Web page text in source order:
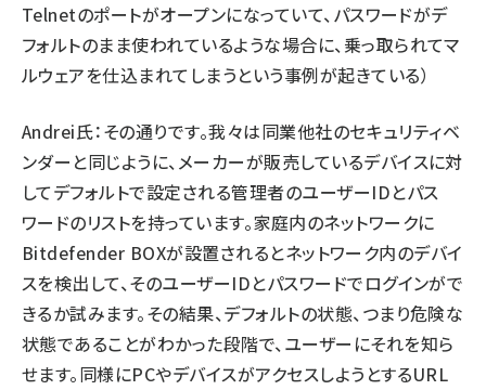
Telnetのポートがオープンになっていて、パスワードがデ
フォルトのまま使われているような場合に、乗っ取られてマ
ルウェアを仕込まれてしまうという事例が起きている）
Andrei氏：その通りです。我々は同業他社のセキュリティベ
ンダーと同じように、メーカーが販売しているデバイスに対
してデフォルトで設定される管理者のユーザーIDとパス
ワードのリストを持っています。家庭内のネットワークに
Bitdefender BOXが設置されるとネットワーク内のデバイ
スを検出して、そのユーザーIDとパスワードでログインがで
きるか試みます。その結果、デフォルトの状態、つまり危険な
状態であることがわかった段階で、ユーザーにそれを知ら
せます。同様にPCやデバイスがアクセスしようとするURL